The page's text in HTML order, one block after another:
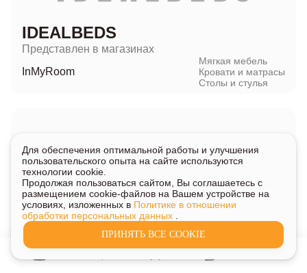
IDEALBEDS
Представлен в магазинах
InMyRoom
Мягкая мебель
Кровати и матрасы
Столы и стулья
INMYROOM FAMILY
Представлен в магазинах
InMyRoom
Для обеспечения оптимальной работы и улучшения
пользовательского опыта на сайте используются
технологии cookie.
Продолжая пользоваться сайтом, Вы соглашаетесь с
размещением cookie-файлов на Вашем устройстве на
условиях, изложенных в Политике в отношении
обработки персональных данных
ПРИНЯТЬ ВСЕ COOKIE